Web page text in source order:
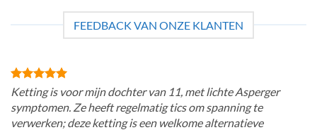
FEEDBACK VAN ONZE KLANTEN
Ketting is voor mijn dochter van 11, met lichte Asperger
symptomen. Ze heeft regelmatig tics om spanning te
verwerken; deze ketting is een welkome alternatieve